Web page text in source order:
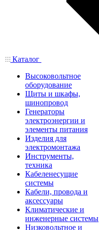
Каталог
Высоковольтное
оборудование
Щиты и шкафы,
шинопровод
Генераторы
электроэнергии и
элементы питания
Изделия для
электромонтажа
Инструменты,
техника
Кабеленесущие
системы
Кабели, провода и
аксессуары
Климатические и
инженерные системы
Низковольтное и